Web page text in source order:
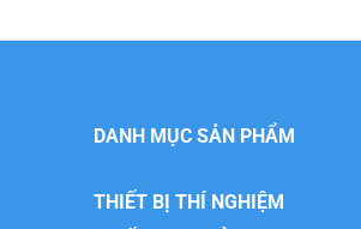
DANH MỤC SẢN PHẨM
THIẾT BỊ THÍ NGHIỆM